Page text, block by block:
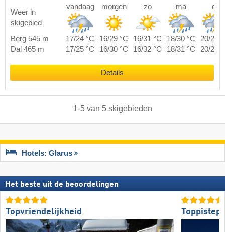
Weer in
skigebied
vandaag morgen zo ma di
Berg 545 m 17/24 °C 16/29 °C 16/31 °C 18/30 °C
20/27
Dal 465 m
17/25 °C 16/30 °C 16/32 °C 18/31 °C 20/28
Details
1-5van 5 skigebieden
Hotels: Glarus
Het beste uit de beoordelingen
Topvriendelijkheid